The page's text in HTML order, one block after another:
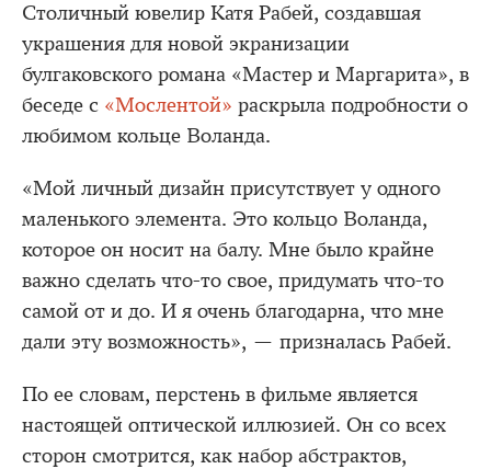
Столичный ювелир Катя Рабей, создавшая
украшения для новой экранизации
булгаковского романа «Мастер и Маргарита», в
беседе с «Мослентой» раскрыла подробности о
любимом кольце Воланда.
«Мой личный дизайн присутствует у одного
маленького элемента. Это кольцо Воланда,
которое он носит на балу. Мне было крайне
важно сделать что-то свое, придумать что-то
самой от и до. И я очень благодарна, что мне
дали эту возможность», — призналась Рабей.
По ее словам, перстень в фильме является
настоящей оптической иллюзией. Он со всех
сторон смотрится, как набор абстрактов,